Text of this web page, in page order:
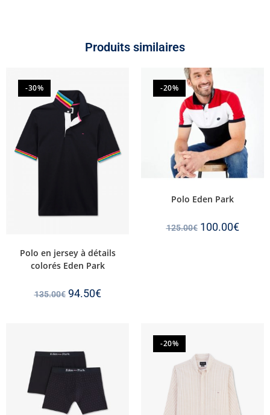
Produits similaires
-30%
Polo en jersey à détails
colorés Eden Park
135.00€ 94.50€
-20%
Polo Eden Park
125.00€ 100.00€
-20%